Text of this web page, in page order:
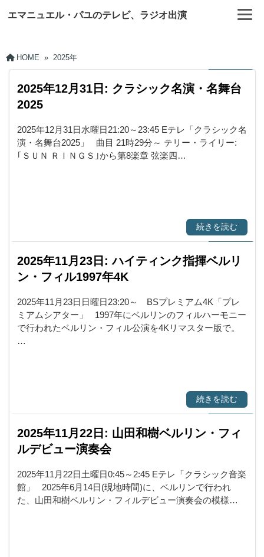
エマニュエル・パユのテレビ、ラジオ出演
HOME » 2025年
2025年12月31日: クラシック名演・名舞台
2025
2025年12月31日水曜日21:20～23:45 Eテレ「クラシック名
演・名舞台2025」 曲目 21時29分～ テリー・ライリー:
｢ＳＵＮ ＲＩＮＧＳ｣から第8楽章 弦楽四…
続きを読む
2025年11月23日: ハイティンク指揮ベルリ
ン・フィル1997年4K
2025年11月23日日曜日23:20～ BSプレミアム4K「プレ
ミアムシアター」 1997年にベルリンのフィルハーモニー
で行われたベルリン・フィル公演を4Kリマスター版で。
…
続きを読む
2025年11月22日: 山田和樹ベルリン・フィ
ルデビュー演奏会
2025年11月22日土曜日0:45～2:45 Eテレ「クラシック音楽
館」 2025年6月14日(現地時間)に、ベルリンで行われ
た、山田和樹ベルリン・フィルデビュー演奏会の模様…